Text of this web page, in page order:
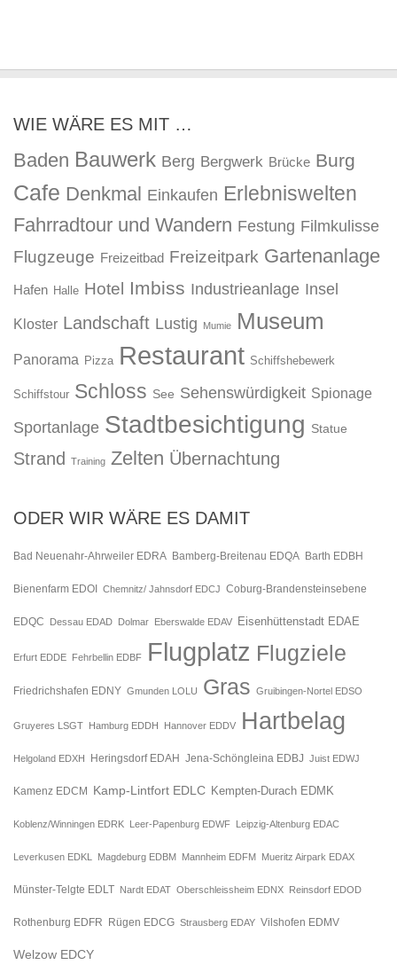
WIE WÄRE ES MIT …
Baden Bauwerk Berg Bergwerk Brücke Burg
Cafe Denkmal Einkaufen Erlebniswelten
Fahrradtour und Wandern Festung Filmkulisse
Flugzeuge Freizeitbad Freizeitpark Gartenanlage
Hafen Halle Hotel Imbiss Industrieanlage Insel
Kloster Landschaft Lustig Mumie Museum
Panorama Pizza Restaurant Schiffshebewerk
Schiffstour Schloss See Sehenswürdigkeit Spionage
Sportanlage Stadtbesichtigung Statue
Strand Training Zelten Übernachtung
ODER WIR WÄRE ES DAMIT
Bad Neuenahr-Ahrweiler EDRA Bamberg-Breitenau EDQA Barth EDBH
Bienenfarm EDOI Chemnitz/ Jahnsdorf EDCJ Coburg-Brandensteinsebene
EDQC Dessau EDAD Dolmar Eberswalde EDAV Eisenhüttenstadt EDAE
Erfurt EDDE Fehrbellin EDBF Flugplatz Flugziele
Friedrichshafen EDNY Gmunden LOLU Gras Gruibingen-Nortel EDSO
Gruyeres LSGT Hamburg EDDH Hannover EDDV Hartbelag
Helgoland EDXH Heringsdorf EDAH Jena-Schöngleina EDBJ Juist EDWJ
Kamenz EDCM Kamp-Lintfort EDLC Kempten-Durach EDMK
Koblenz/Winningen EDRK Leer-Papenburg EDWF Leipzig-Altenburg EDAC
Leverkusen EDKL Magdeburg EDBM Mannheim EDFM Mueritz Airpark EDAX
Münster-Telgte EDLT Nardt EDAT Oberschleissheim EDNX Reinsdorf EDOD
Rothenburg EDFR Rügen EDCG Strausberg EDAY Vilshofen EDMV
Welzow EDCY